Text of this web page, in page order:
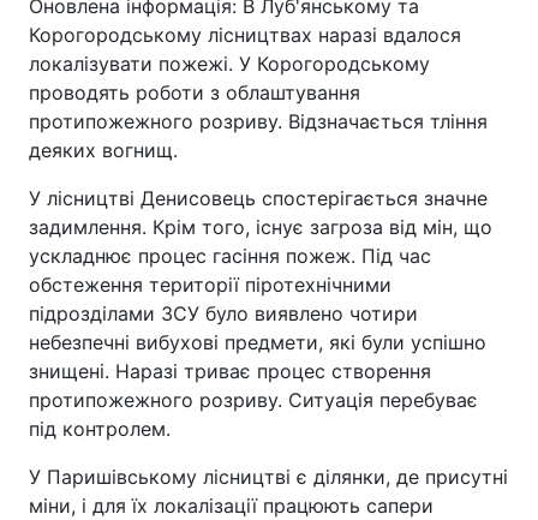
Оновлена інформація: В Луб'янському та
Корогородському лісництвах наразі вдалося
локалізувати пожежі. У Корогородському
проводять роботи з облаштування
протипожежного розриву. Відзначається тління
деяких вогнищ.
У лісництві Денисовець спостерігається значне
задимлення. Крім того, існує загроза від мін, що
ускладнює процес гасіння пожеж. Під час
обстеження території піротехнічними
підрозділами ЗСУ було виявлено чотири
небезпечні вибухові предмети, які були успішно
знищені. Наразі триває процес створення
протипожежного розриву. Ситуація перебуває
під контролем.
У Паришівському лісництві є ділянки, де присутні
міни, і для їх локалізації працюють сапери